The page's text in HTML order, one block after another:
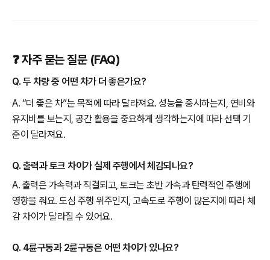
❓ 자주 묻는 질문 (FAQ)
Q. 두 차량 중 어떤 차가 더 좋은가요?
A. “더 좋은 차”는 목적에 따라 달라져요. 성능을 중시하는지, 연비와
유지비를 보는지, 공간 활용을 중요하게 생각하는지에 따라 선택 기
준이 달라져요.
Q. 출력과 토크 차이가 실제 주행에서 체감되나요?
A. 출력은 가속력과 직결되고, 토크는 초반 가속과 탄력적인 주행에
영향을 줘요. 도심 주행 위주인지, 고속도로 주행이 많은지에 따라 체
감 차이가 달라질 수 있어요.
Q. 4륜구동과 2륜구동은 어떤 차이가 있나요?